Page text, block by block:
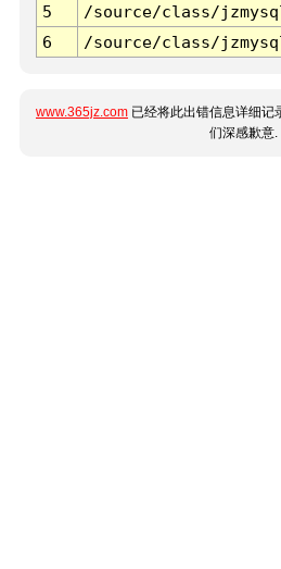
5
/source/class/
6
/source/class/
www.365jz.com 已经将此出错信息详细记
们深感歉意.